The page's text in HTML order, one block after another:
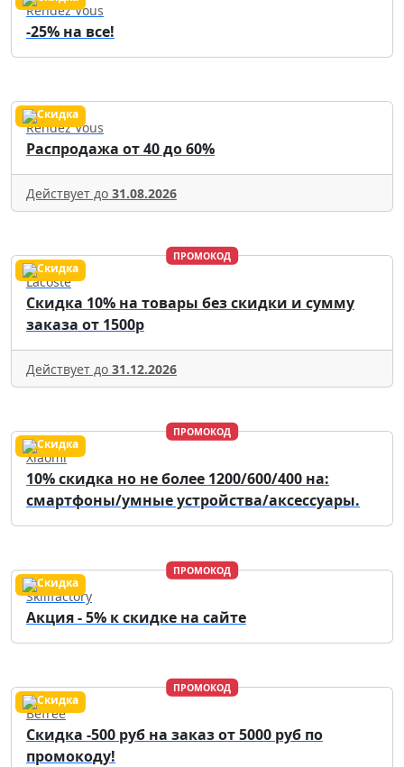
Rendez Vous
-25% на все!
Rendez Vous
Распродажа от 40 до 60%
Действует до 31.08.2026
ПРОМОКОД
Lacoste
Скидка 10% на товары без скидки и сумму
заказа от 1500р
Действует до 31.12.2026
ПРОМОКОД
Xiaomi
10% скидка но не более 1200/600/400 на:
смартфоны/умные устройства/аксессуары.
ПРОМОКОД
Skillfactory
Акция - 5% к скидке на сайте
ПРОМОКОД
Befree
Скидка -500 руб на заказ от 5000 руб по
промокоду!